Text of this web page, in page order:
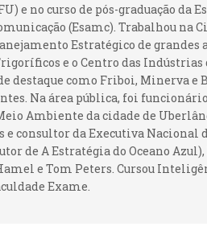
e no curso de pós-graduação da
(Esamc). Trabalhou na
Estratégico de grandes
e o Centro das Indústrias
destaque como Friboi, Minerva e
Na área pública, foi
Ambiente da cidade de
e consultor da Executiva Nacional
de A Estratégia do Oceano
e Tom Peters. Cursou
Exame.